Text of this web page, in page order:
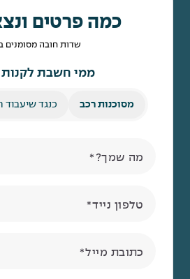
כמה פרטים
שדות חובה מסומנים
ממי חשבת לקנות
מסוכנות רכב כנגד שיעבוד
מה שמך?
טלפון נייד
כתובת מייל